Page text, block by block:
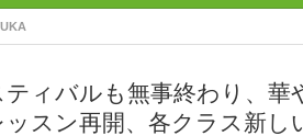
ティバルも無事終わり、華
スン再開、各クラス新し